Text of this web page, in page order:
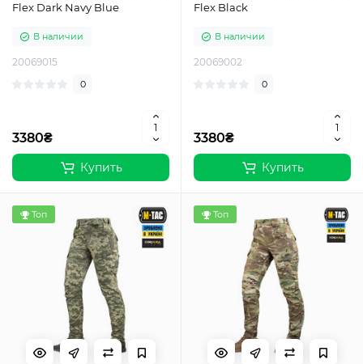
Flex Dark Navy Blue
В наличии
20069015
0
3380₴
Купить
Flex Black
В наличии
20069002
0
3380₴
Купить
Топ Топ